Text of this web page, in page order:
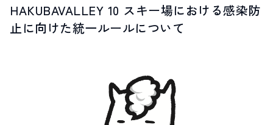
HOT SPRING
温泉
HAKUBAVALLEY 10 スキー場における感染防
止に向けた統一ルールについて